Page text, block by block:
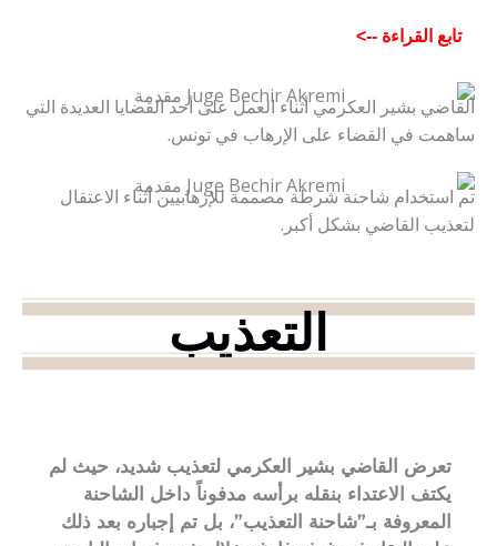
تابع القراءة -->
القاضي بشير العكرمي أثناء العمل على أحد القضايا العديدة التي
ساهمت في القضاء على الإرهاب في تونس.
تم استخدام شاحنة شرطة مصممة للإرهابيين أثناء الاعتقال
لتعذيب القاضي بشكل أكبر.
التعذيب
تعرض القاضي بشير العكرمي لتعذيب شديد، حيث لم
يكتف الاعتداء بنقله برأسه مدفوناً داخل الشاحنة
المعروفة بـ”شاحنة التعذيب”، بل تم إجباره بعد ذلك